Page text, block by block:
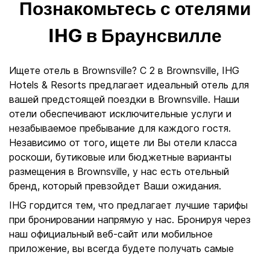
Познакомьтесь с отелями
IHG в Браунсвилле
Ищете отель в Brownsville? С 2 в Brownsville, IHG
Hotels & Resorts предлагает идеальный отель для
вашей предстоящей поездки в Brownsville. Наши
отели обеспечивают исключительные услуги и
незабываемое пребывание для каждого гостя.
Независимо от того, ищете ли Вы отели класса
роскоши, бутиковые или бюджетные варианты
размещения в Brownsville, у нас есть отельный
бренд, который превзойдет Ваши ожидания.
IHG гордится тем, что предлагает лучшие тарифы
при бронировании напрямую у нас. Бронируя через
наш официальный веб-сайт или мобильное
приложение, вы всегда будете получать самые